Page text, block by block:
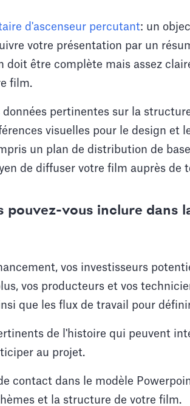
d'ascenseur percutant: un
votre présentation par un
doit être complète mais assez
film.
données pertinentes sur la
visuelles pour le design et
un plan de distribution de
de diffuser votre film auprès de
pouvez-vous inclure dans
vos investisseurs
vos producteurs et vos
que les flux de travail pour
de l'histoire qui peuvent
au projet.
contact dans le modèle
et la structure de votre film.